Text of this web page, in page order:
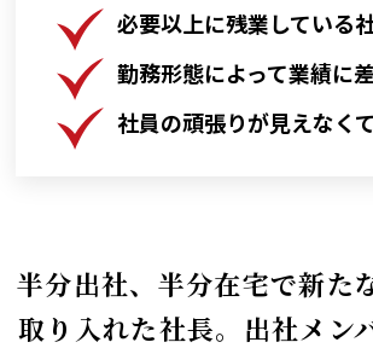
必要以上に残業している
勤務形態によって業績に
社員の頑張りが見えなく
半分出社、半分在宅で新た
取り入れた社長。出社メン